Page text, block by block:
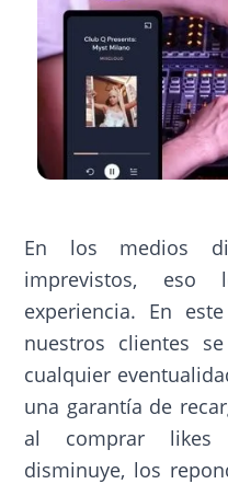
En los medios
imprevistos,
experiencia. En
nuestros clientes
cualquier
una garantía de
al comprar likes
disminuye, los